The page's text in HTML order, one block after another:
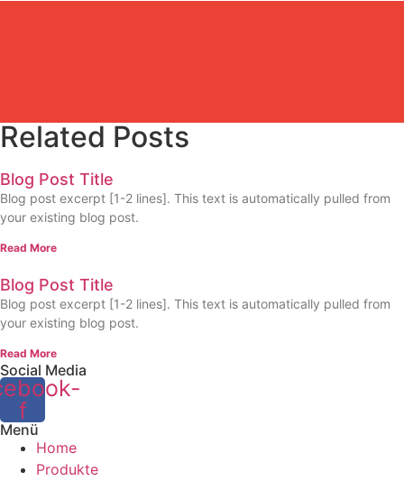
Related Posts
Blog Post Title
Blog post excerpt [1-2 lines]. This text is automatically pulled from
your existing blog post.
Read More
Blog Post Title
Blog post excerpt [1-2 lines]. This text is automatically pulled from
your existing blog post.
Read More
Social Media
f
Menü
Home
Produkte